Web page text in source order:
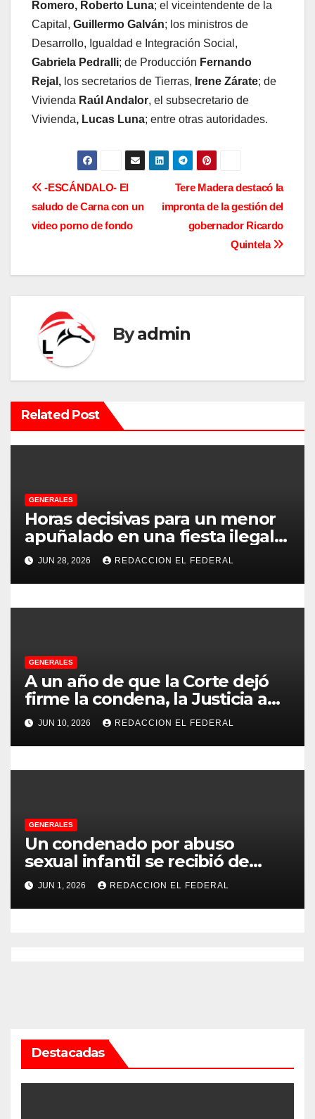
Romero, Roberto Luna; el viceintendente de la
Capital, Guillermo Galván; los ministros de
Desarrollo, Igualdad e Integración Social,
Gabriela Pedralli; de Producción Fernando
Rejal, los secretarios de Tierras, Irene Zárate; de
Vivienda Raúl Andalor, el subsecretario de
Vivienda, Lucas Luna; entre otras autoridades.
N
a
e
a
c
ó
n
e
e
n
a
d
a
s
Tere Madera destacó la
impronta de la gestión del
gobernador Ricardo
Quintela
-ESCÁNDALO- El
saludo de Carna con un
video porno de fondo
Byadmin
Related Post
GENERALES
Horas decisivas para un menor
apuñalado en una fiesta ilegal
con más de 500 asistentes en
Chilecito
JUN 28, 2026 REDACCION EL FEDERAL
GENERALES
A un año de que la Corte dejó
firme la condena, la Justicia aún
no pudo decomisarle ni un peso
a CFK
JUN 10, 2026 REDACCION EL FEDERAL
GENERALES
Un condenado por abuso
sexual infantil se recibió de
psicopedagogo dentro del
Servicio Penitenciario de La
Rioja
JUN 1, 2026 REDACCION EL FEDERAL
Destacadas